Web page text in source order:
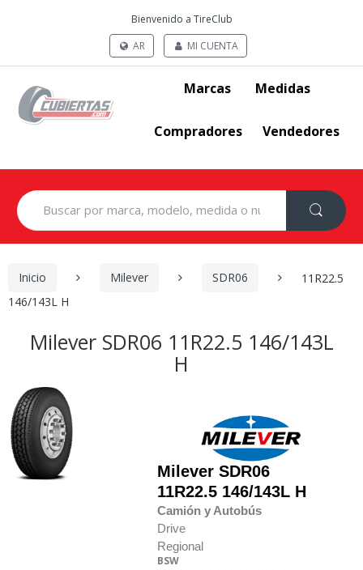
Bienvenido a TireClub
AR
MI CUENTA
Marcas Medidas
Compradores Vendedores
Search
for:
Inicio Milever SDR06
11R22.5
146/143L H
Milever SDR06 11R22.5 146/143L
H
Milever SDR06
11R22.5 146/143L H
Camión y Autobús
Drive
Regional
BSW